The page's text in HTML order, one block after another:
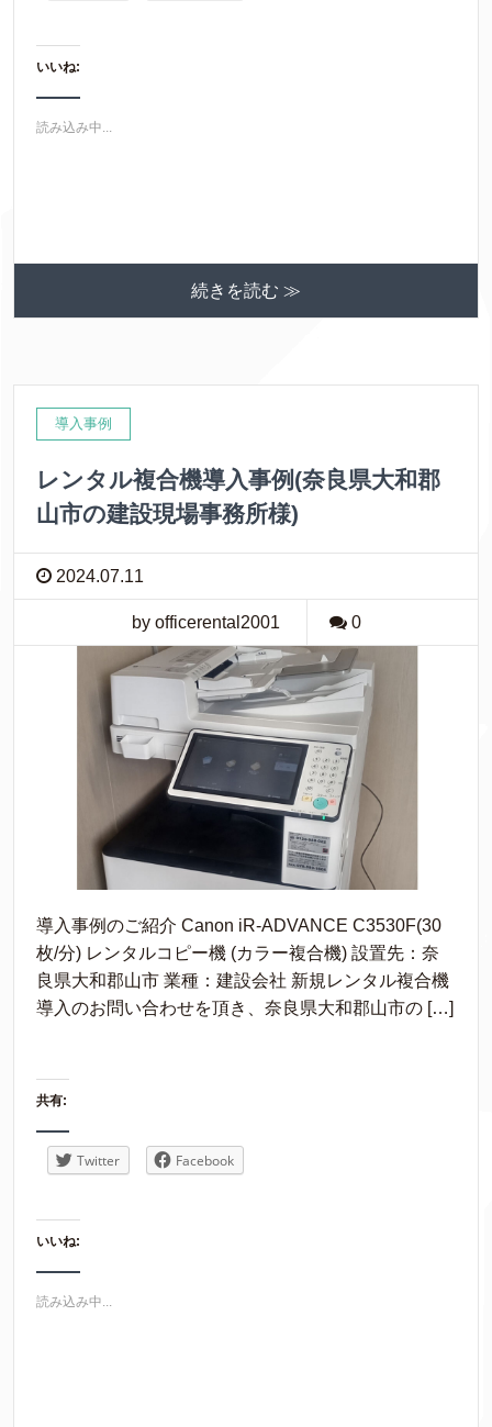
いいね:
読み込み中...
続きを読む ≫
導入事例
レンタル複合機導入事例(奈良県大和郡
山市の建設現場事務所様)
2024.07.11
by officerental2001 0
導入事例のご紹介 Canon iR-ADVANCE C3530F(30
枚/分) レンタルコピー機 (カラー複合機) 設置先：奈
良県大和郡山市 業種：建設会社 新規レンタル複合機
導入のお問い合わせを頂き、奈良県大和郡山市の […]
共有:
Twitter Facebook
いいね:
読み込み中...